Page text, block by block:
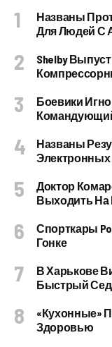
Названы
Для Людей С
Shelby
Боевики
Названы
Доктор
Выходить На
Спорткары
Гонке
В Харькове
Быстрый
«Кухонные»
Здоровью